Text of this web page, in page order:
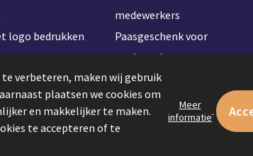
logo bedrukken
met naam
logo bedrukken
logo bedrukken
logo bedrukken
medewerkers
Paasgeschenk voor
medewerkers
Onboardingpakket voor
werknemers
Zomerpakketten voor
verbeteren, maken wij gebruik
plaatsen we cookies om
en makkelijker te maken.
te accepteren of te
Meer
informatie.